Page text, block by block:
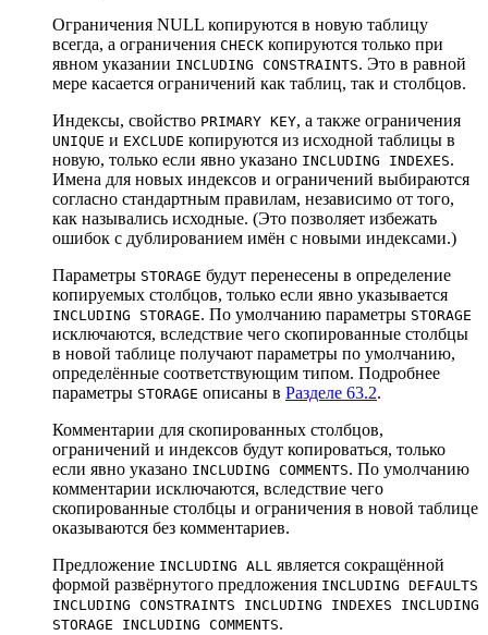
Ограничения NULL копируются в новую таблицу
всегда, а ограничения CHECK копируются только при
явном указании INCLUDING CONSTRAINTS. Это в равной
мере касается ограничений как таблиц, так и столбцов.
Индексы, свойство PRIMARY KEY, а также ограничения
UNIQUE и EXCLUDE копируются из исходной таблицы в
новую, только если явно указано INCLUDING INDEXES.
Имена для новых индексов и ограничений выбираются
согласно стандартным правилам, независимо от того,
как назывались исходные. (Это позволяет избежать
ошибок с дублированием имён с новыми индексами.)
Параметры STORAGE будут перенесены в определение
копируемых столбцов, только если явно указывается
INCLUDING STORAGE. По умолчанию параметры STORAGE
исключаются, вследствие чего скопированные столбцы
в новой таблице получают параметры по умолчанию,
определённые соответствующим типом. Подробнее
параметры STORAGE описаны в Разделе 63.2.
Комментарии для скопированных столбцов,
ограничений и индексов будут копироваться, только
если явно указано INCLUDING COMMENTS. По умолчанию
комментарии исключаются, вследствие чего
скопированные столбцы и ограничения в новой таблице
оказываются без комментариев.
Предложение INCLUDING ALL является сокращённой
формой развёрнутого предложения INCLUDING DEFAULTS
INCLUDING CONSTRAINTS INCLUDING INDEXES INCLUDING
STORAGE INCLUDING COMMENTS.